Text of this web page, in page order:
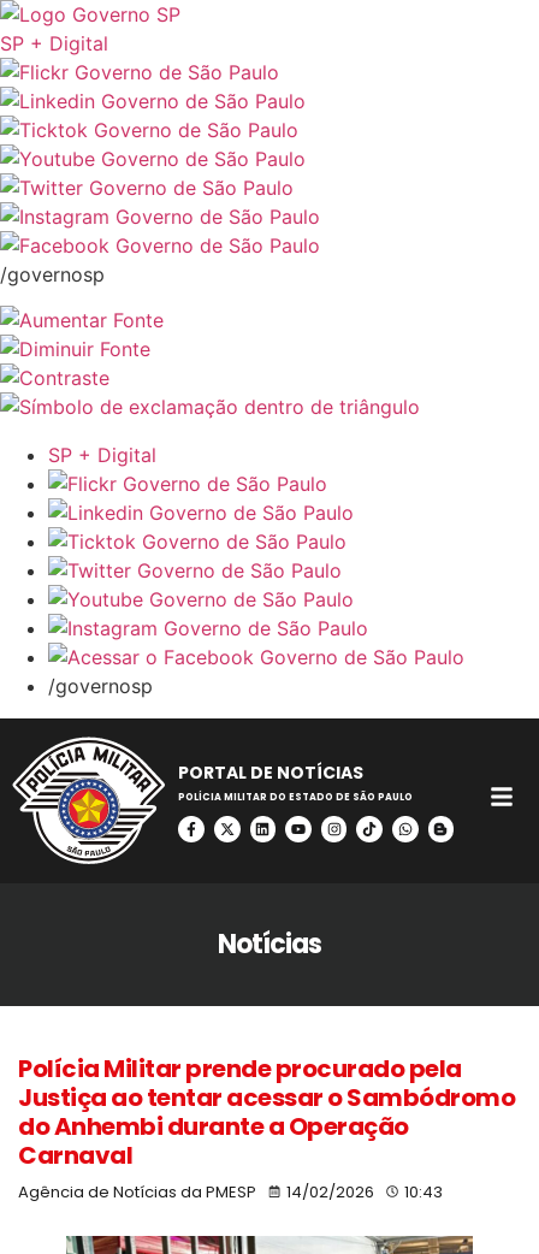
SP + Digital
/governosp
SP + Digital
/governosp
PORTAL DE NOTÍCIAS
POLÍCIA MILITAR DO ESTADO DE SÃO PAULO
Notícias
Polícia Militar prende procurado pela
Justiça ao tentar acessar o Sambódromo
do Anhembi durante a Operação
Carnaval
Agência de Notícias da PMESP 14/02/2026 10:43